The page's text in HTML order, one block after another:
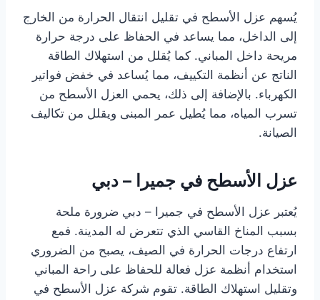
يُسهم عزل الأسطح في تقليل انتقال الحرارة من الخارج
إلى الداخل، مما يساعد في الحفاظ على درجة حرارة
مريحة داخل المباني. كما يُقلل من استهلاك الطاقة
الناتج عن أنظمة التكييف، مما يُساعد في خفض فواتير
الكهرباء. بالإضافة إلى ذلك، يحمي العزل الأسطح من
تسرب المياه، مما يُطيل عمر المبنى ويقلل من تكاليف
الصيانة.
عزل الأسطح في جميرا – دبي
يُعتبر عزل الأسطح في جميرا – دبي ضرورة ملحة
بسبب المناخ القاسي الذي تتعرض له المدينة. فمع
ارتفاع درجات الحرارة في الصيف، يصبح من الضروري
استخدام أنظمة عزل فعالة للحفاظ على راحة المباني
وتقليل استهلاك الطاقة. تقوم شركة عزل الأسطح في